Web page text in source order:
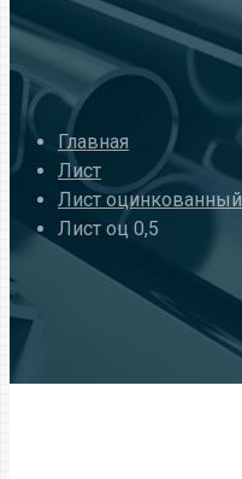
Главная
Лист
Лист оцинкованный
Лист оц 0,5